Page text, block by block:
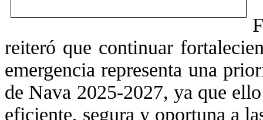
reiteró que continuar
emergencia representa una
de Nava 2025-2027, ya que
eficiente, segura y oportuna a